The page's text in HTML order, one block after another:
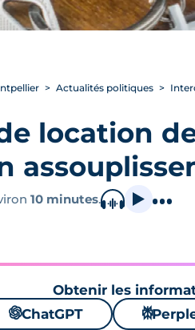
Actualités politiques
location
10 minutes.
Obtenir les
🌌ChatGPT ⚙